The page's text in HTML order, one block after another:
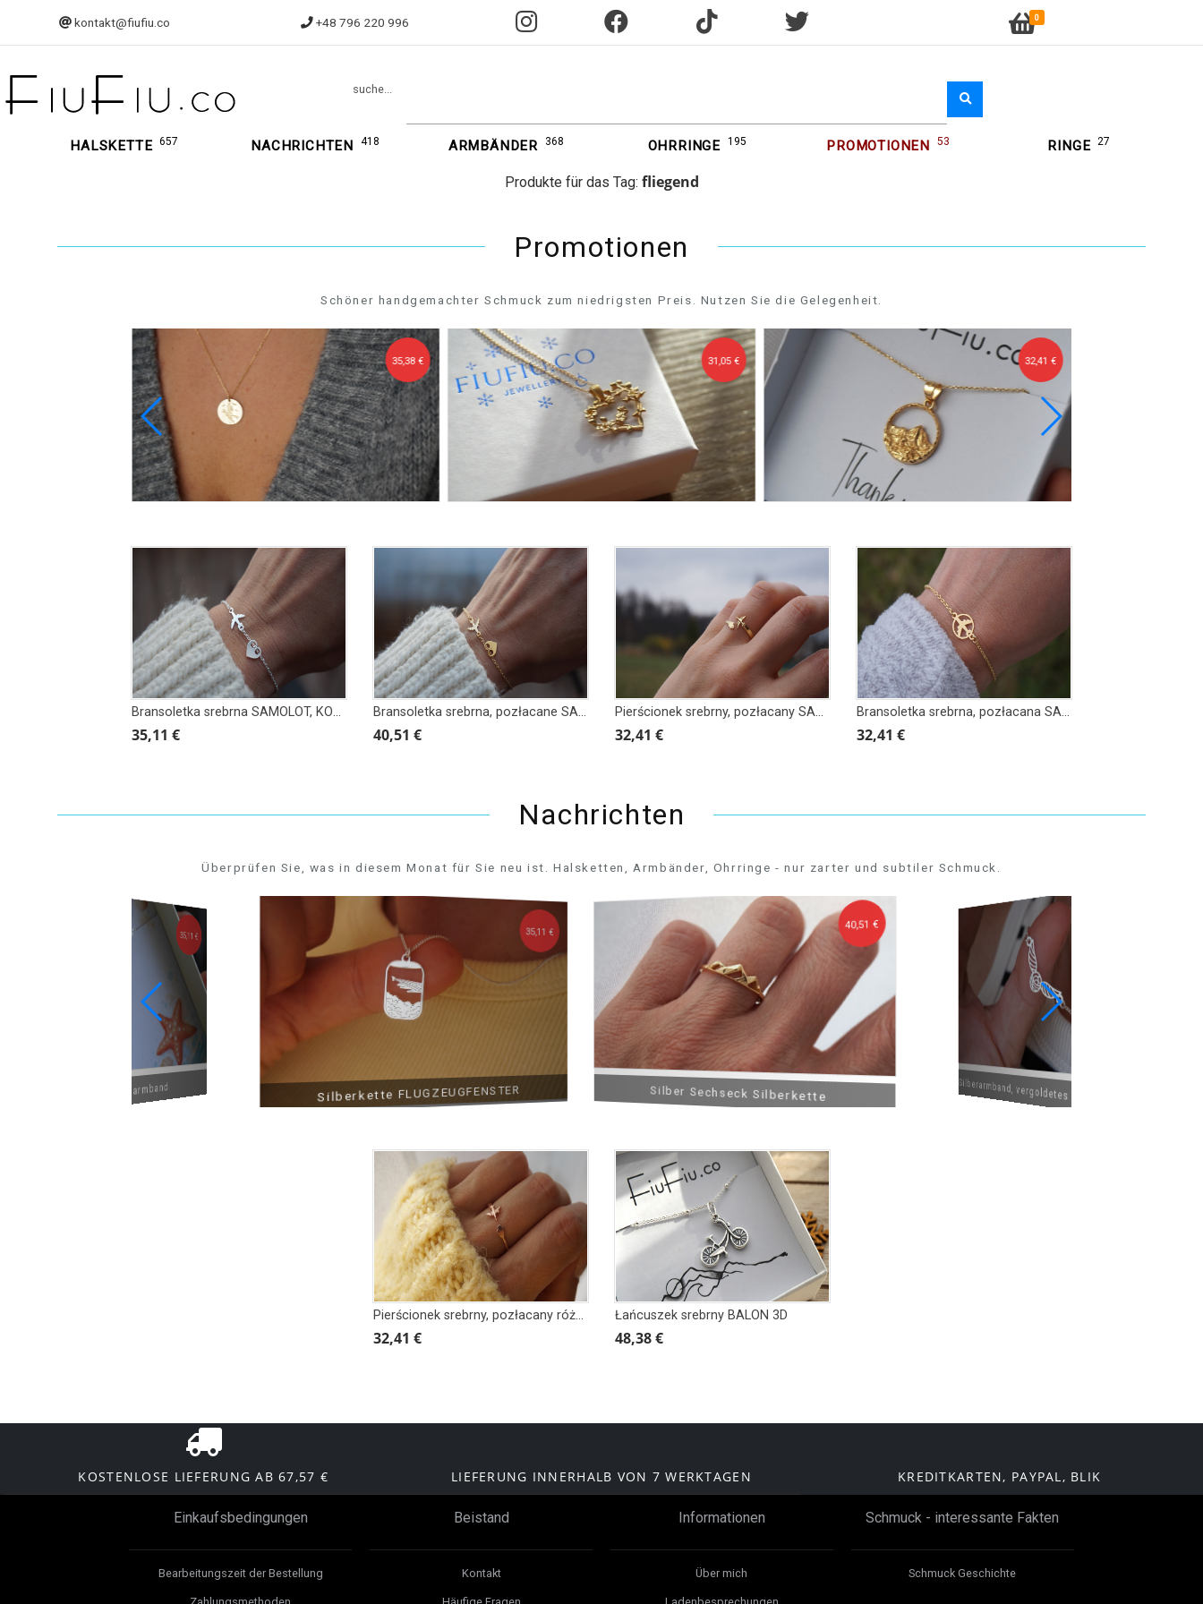
kontakt@fiufiu.co +48 796 220 996 0
suche...
HALSKETTE 657 NACHRICHTEN 418 ARMBÄNDER 368 OHRRINGE 195 PROMOTIONEN 53 RINGE 27
Produkte für das Tag: fliegend
Promotionen
Schöner handgemachter Schmuck zum niedrigsten Preis. Nutzen Sie die Gelegenheit.
35,38 € 31,05 € 32,41 €
Bransoletka srebrna SAMOLOT, KOCHAM LATAĆ, PODRÓŻE
35,11 €
Bransoletka srebrna, pozłacane SAMOLOT, KOCHAM LATAĆ, PODRÓŻE
40,51 €
Pierścionek srebrny, pozłacany SAMOLOT
32,41 €
Bransoletka srebrna, pozłacana SAMOLOT W KOLE
32,41 €
Nachrichten
Überprüfen Sie, was in diesem Monat für Sie neu ist. Halsketten, Armbänder, Ohrringe - nur zarter und subtiler Schmuck.
Vergoldetes Silberarmband Silberkette FLUGZEUGFENSTER
35,11 €
Silber Sechseck Silberkette
40,51 €
Silberarmband, vergoldetes BUCH MIT BRIEFEN
Pierścionek srebrny, pozłacany różowym złotem SAMOLOT
32,41 €
Łańcuszek srebrny BALON 3D
48,38 €
KOSTENLOSE LIEFERUNG AB 67,57 € LIEFERUNG INNERHALB VON 7 WERKTAGEN KREDITKARTEN, PAYPAL, BLIK
Einkaufsbedingungen
Bearbeitungszeit der Bestellung
Beistand
Kontakt
Informationen
Über mich
Schmuck - interessante Fakten
Schmuck Geschichte